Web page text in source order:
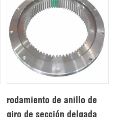
rodamiento de anillo de
giro de sección delgada